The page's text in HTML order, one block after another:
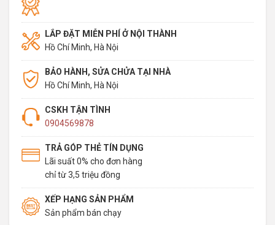
LẮP ĐẶT MIỄN PHÍ Ở NỘI THÀNH
Hồ Chí Minh, Hà Nội
BẢO HÀNH, SỬA CHỬA TẠI NHÀ
Hồ Chí Minh, Hà Nội
CSKH TẬN TÌNH
0904569878
TRẢ GÓP THẺ TÍN DỤNG
Lãi suất 0% cho đơn hàng
chỉ từ 3,5 triệu đồng
XẾP HẠNG SẢN PHẨM
Sản phẩm bán chạy